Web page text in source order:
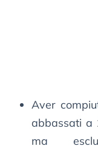
Aver
abbassati a
ma